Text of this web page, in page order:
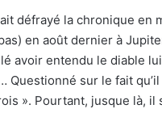
défrayé la chronique en
en août dernier à
avoir entendu le diable
Questionné sur le fait
». Pourtant, jusque là, il